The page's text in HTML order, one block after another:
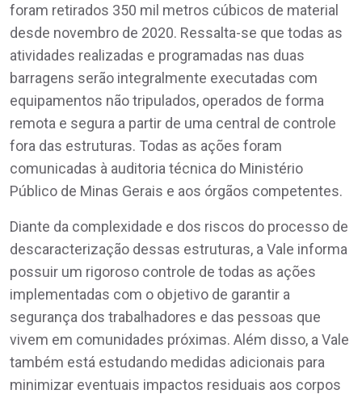
foram retirados 350 mil metros cúbicos de material
desde novembro de 2020. Ressalta-se que todas as
atividades realizadas e programadas nas duas
barragens serão integralmente executadas com
equipamentos não tripulados, operados de forma
remota e segura a partir de uma central de controle
fora das estruturas. Todas as ações foram
comunicadas à auditoria técnica do Ministério
Público de Minas Gerais e aos órgãos competentes.
Diante da complexidade e dos riscos do processo de
descaracterização dessas estruturas, a Vale informa
possuir um rigoroso controle de todas as ações
implementadas com o objetivo de garantir a
segurança dos trabalhadores e das pessoas que
vivem em comunidades próximas. Além disso, a Vale
também está estudando medidas adicionais para
minimizar eventuais impactos residuais aos corpos